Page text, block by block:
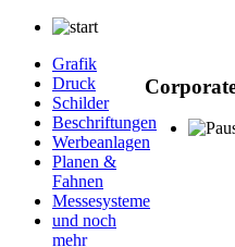
Grafik
Druck
Schilder
Beschriftungen
Werbeanlagen
Planen &
Fahnen
Messesysteme
und noch
mehr